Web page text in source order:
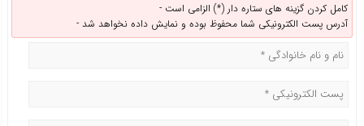
کامل کردن گزینه های ستاره دار (*) الزامی است -
آدرس پست الکترونیکی شما محفوظ بوده و نمایش داده نخواهد شد -